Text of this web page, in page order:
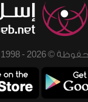
لشبكة إسلام ويب